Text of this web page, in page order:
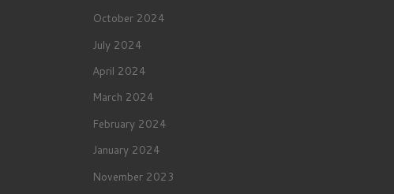
October 2024
July 2024
April 2024
March 2024
February 2024
January 2024
November 2023